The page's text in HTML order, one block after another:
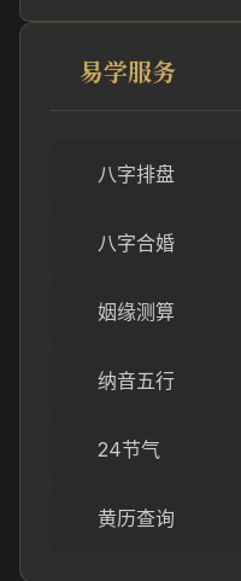
易学服务
八字排盘
八字合婚
姻缘测算
纳音五行
24节气
黄历查询